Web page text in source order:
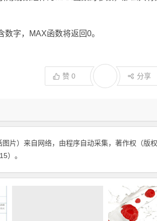
数字，MAX函数将返回0。
赞 0 分享
片）来自网络，由程序自动采集，著作权（版
）。